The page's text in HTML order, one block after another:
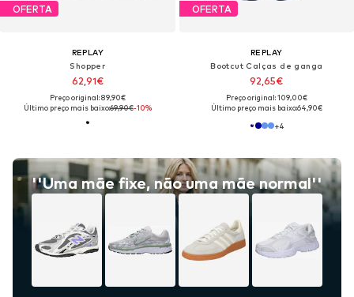
OFERTA
REPLAY
Shopper
62,91€
Preço original: 89,90€
Último preço mais baixo:69,90€-10%
OFERTA
REPLAY
Bootcut Calças de ganga
92,65€
Preço original: 109,00€
Último preço mais baixo:64,90€
+4
''Uma mãe fixe, não uma mãe normal''